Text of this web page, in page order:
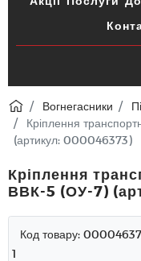
Вогнегасники
Кріплення
(артикул: 000046373)
Кріплення
ВВК-5 (ОУ-7)
Код товару:
1